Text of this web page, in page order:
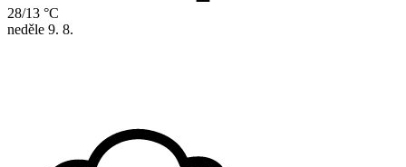
28/13 °C
neděle 9. 8.